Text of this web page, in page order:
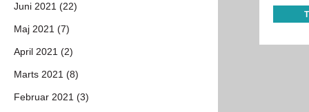
Juni 2021 (22)
Maj 2021 (7)
April 2021 (2)
Marts 2021 (8)
Februar 2021 (3)